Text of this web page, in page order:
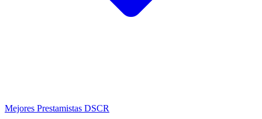
Mejores Prestamistas DSCR